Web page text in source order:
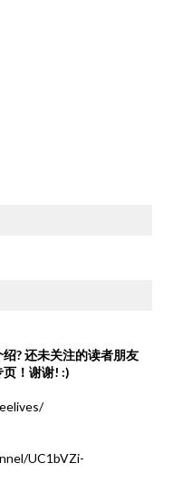
?还未关注的读者朋友
！谢谢! :)
UC1bVZi-